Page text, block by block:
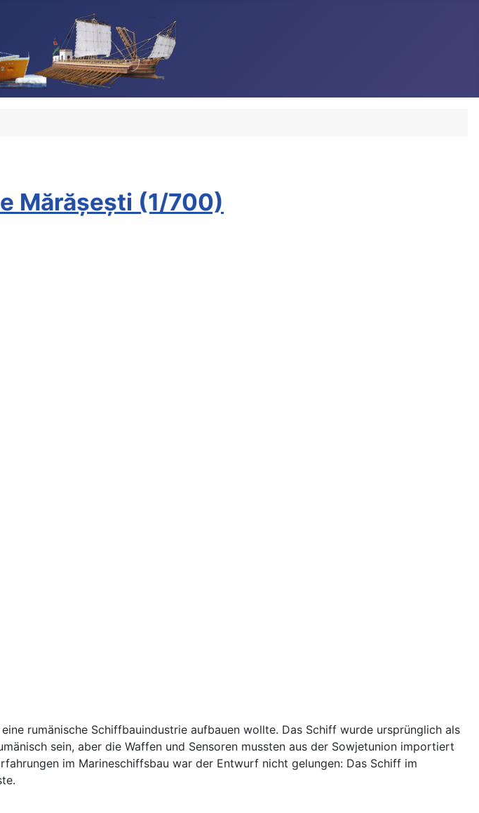
Mărășești (1/700)
rumänische Schiffbauindustrie aufbauen wollte. Das Schiff wurde ursprünglich als
sein, aber die Waffen und Sensoren mussten aus der Sowjetunion importiert
im Marineschiffsbau war der Entwurf nicht gelungen: Das Schiff im